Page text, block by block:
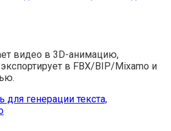
видео в 3D-анимацию,
в FBX/BIP/Mixamo и